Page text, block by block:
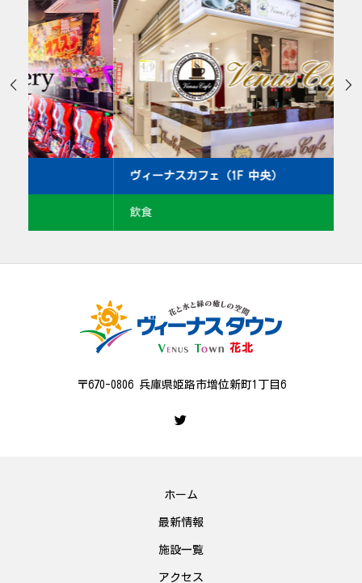
ヴィーナスカフェ（1F 中央）
 
〒670-0806 兵庫県姫路市増位新町1丁目6
ホーム
最新情報
施設一覧
アクセス